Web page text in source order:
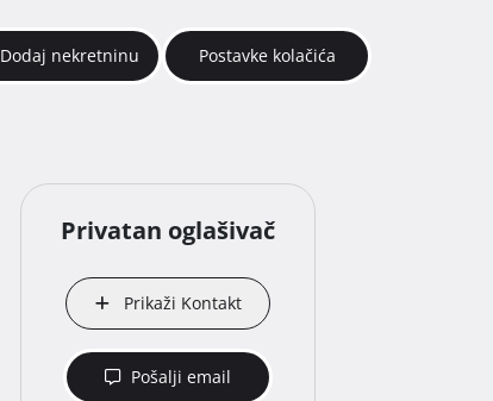
Dodaj nekretninu Postavke kolačića
Privatan oglašivač
Prikaži Kontakt
Pošalji email